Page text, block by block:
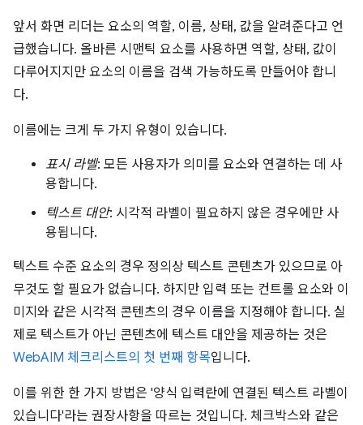
앞서 화면 리더는 요소의 역할, 이름, 상태, 값을 알려준다고 언
급했습니다. 올바른 시맨틱 요소를 사용하면 역할, 상태, 값이
다루어지지만 요소의 이름을 검색 가능하도록 만들어야 합니
다.
이름에는 크게 두 가지 유형이 있습니다.
표시 라벨: 모든 사용자가 의미를 요소와 연결하는 데 사
용합니다.
텍스트 대안: 시각적 라벨이 필요하지 않은 경우에만 사
용됩니다.
텍스트 수준 요소의 경우 정의상 텍스트 콘텐츠가 있으므로 아
무것도 할 필요가 없습니다. 하지만 입력 또는 컨트롤 요소와 이
미지와 같은 시각적 콘텐츠의 경우 이름을 지정해야 합니다. 실
제로 텍스트가 아닌 콘텐츠에 텍스트 대안을 제공하는 것은
WebAIM 체크리스트의 첫 번째 항목입니다.
이를 위한 한 가지 방법은 '양식 입력란에 연결된 텍스트 라벨이
있습니다'라는 권장사항을 따르는 것입니다. 체크박스와 같은